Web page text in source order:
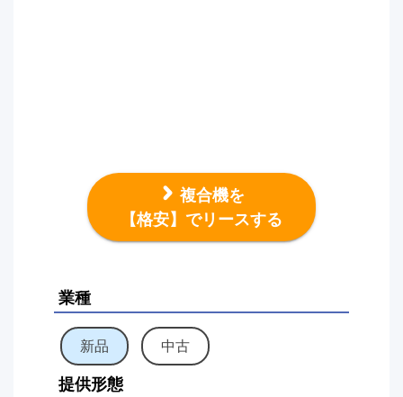
複合機を
【格安】でリースする
業種
新品 中古
提供形態